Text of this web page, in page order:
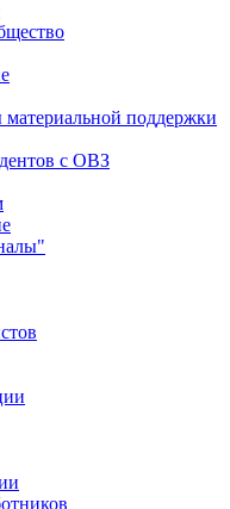
поддержки
с ОВЗ